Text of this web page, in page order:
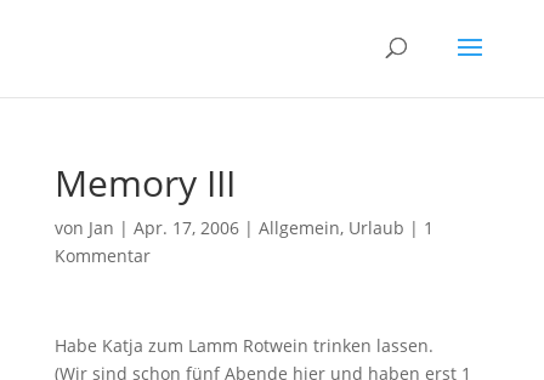
Memory III
von Jan | Apr. 17, 2006| Allgemein, Urlaub | 1
Kommentar
Habe Katja zum Lamm Rotwein trinken lassen.
(Wir sind schon fünf Abende hier und haben erst 1